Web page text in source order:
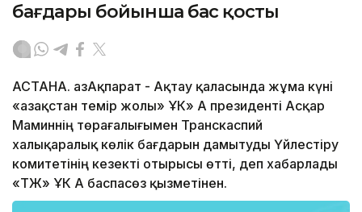
бағдары бойынша бас қосты
АСТАНА. ҚазАқпарат - Ақтау қаласында жұма күні
«Қазақстан темір жолы» ҰК» АҚ президенті Асқар
Маминнің төрағалығымен Транскаспий
халықаралық көлік бағдарын дамытуды Үйлестіру
комитетінің кезекті отырысы өтті, деп хабарлады
«ҚТЖ» ҰК АҚ баспасөз қызметінен.